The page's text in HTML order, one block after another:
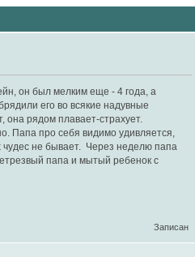
он был мелким еще - 4 года, а
его во всякие надувные
она рядом плавает-страхует.
Папа про себя видимо удивляется,
чудес не бывает. Через неделю папа
папа и мытый ребенок с
Записан